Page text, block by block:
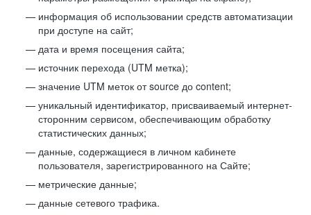
информация об использовании средств автоматизации
при доступе на сайт;
дата и время посещения сайта;
источник перехода (UTM метка);
значение UTM меток от source до content;
уникальный идентификатор, присваиваемый интернет-
сторонним сервисом, обеспечивающим обработку
статистических данных;
данные, содержащиеся в личном кабинете
пользователя, зарегистрированного на Сайте;
метрические данные;
данные сетевого трафика.